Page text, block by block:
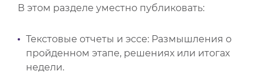
В этом разделе уместно публиковать:
Текстовые отчеты и эссе: Размышления о
пройденном этапе, решениях или итогах
недели.